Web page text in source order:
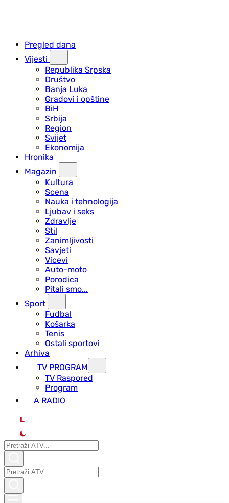
Pregled dana
Vijesti
Republika Srpska
Društvo
Banja Luka
Gradovi i opštine
BiH
Srbija
Region
Svijet
Ekonomija
Hronika
Magazin
Kultura
Scena
Nauka i tehnologija
Ljubav i seks
Zdravlje
Stil
Zanimljivosti
Savjeti
Vicevi
Auto-moto
Porodica
Pitali smo...
Sport
Fudbal
Košarka
Tenis
Ostali sportovi
Arhiva
TV PROGRAM
ТV Raspored
Program
A RADIO
L